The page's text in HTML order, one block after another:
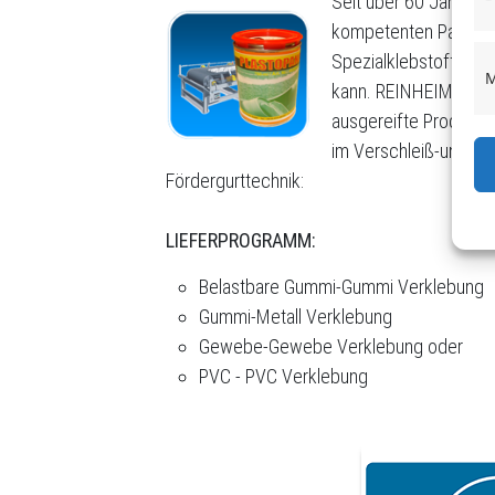
kompetenten
Spezialklebstoffen
kann. REINHEIMER
ausgereifte Produkte
im Verschleiß-und
Fördergurttechnik:
LIEFERPROGRAMM:
Belastbare Gummi-Gummi Verklebung
Gummi-Metall Verklebung
Gewebe-Gewebe Verklebung oder
PVC - PVC Verklebung